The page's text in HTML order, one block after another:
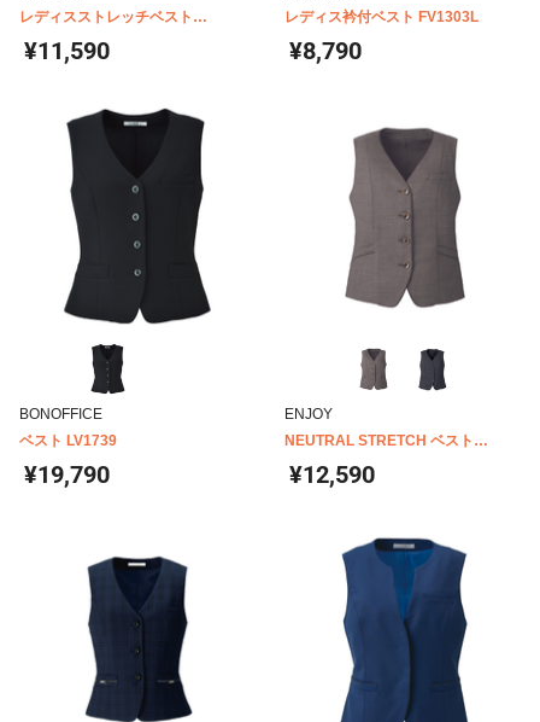
レディスストレッチベスト
FV1310L
¥11,590
レディス衿付ベスト FV1303L
¥8,790
BONOFFICE
ベスト LV1739
¥19,790
ENJOY
NEUTRAL STRETCH ベスト
EAV821
¥12,590